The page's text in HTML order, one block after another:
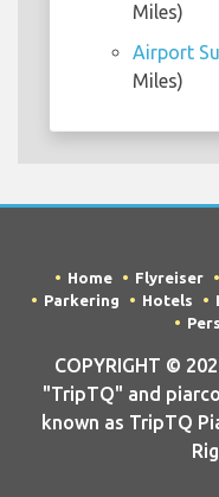
Miles)
Airport
Miles)
Home Flyreiser
Parkering
Hotels
COPYRIGHT ©
"TripTQ" and
known as TripTQ